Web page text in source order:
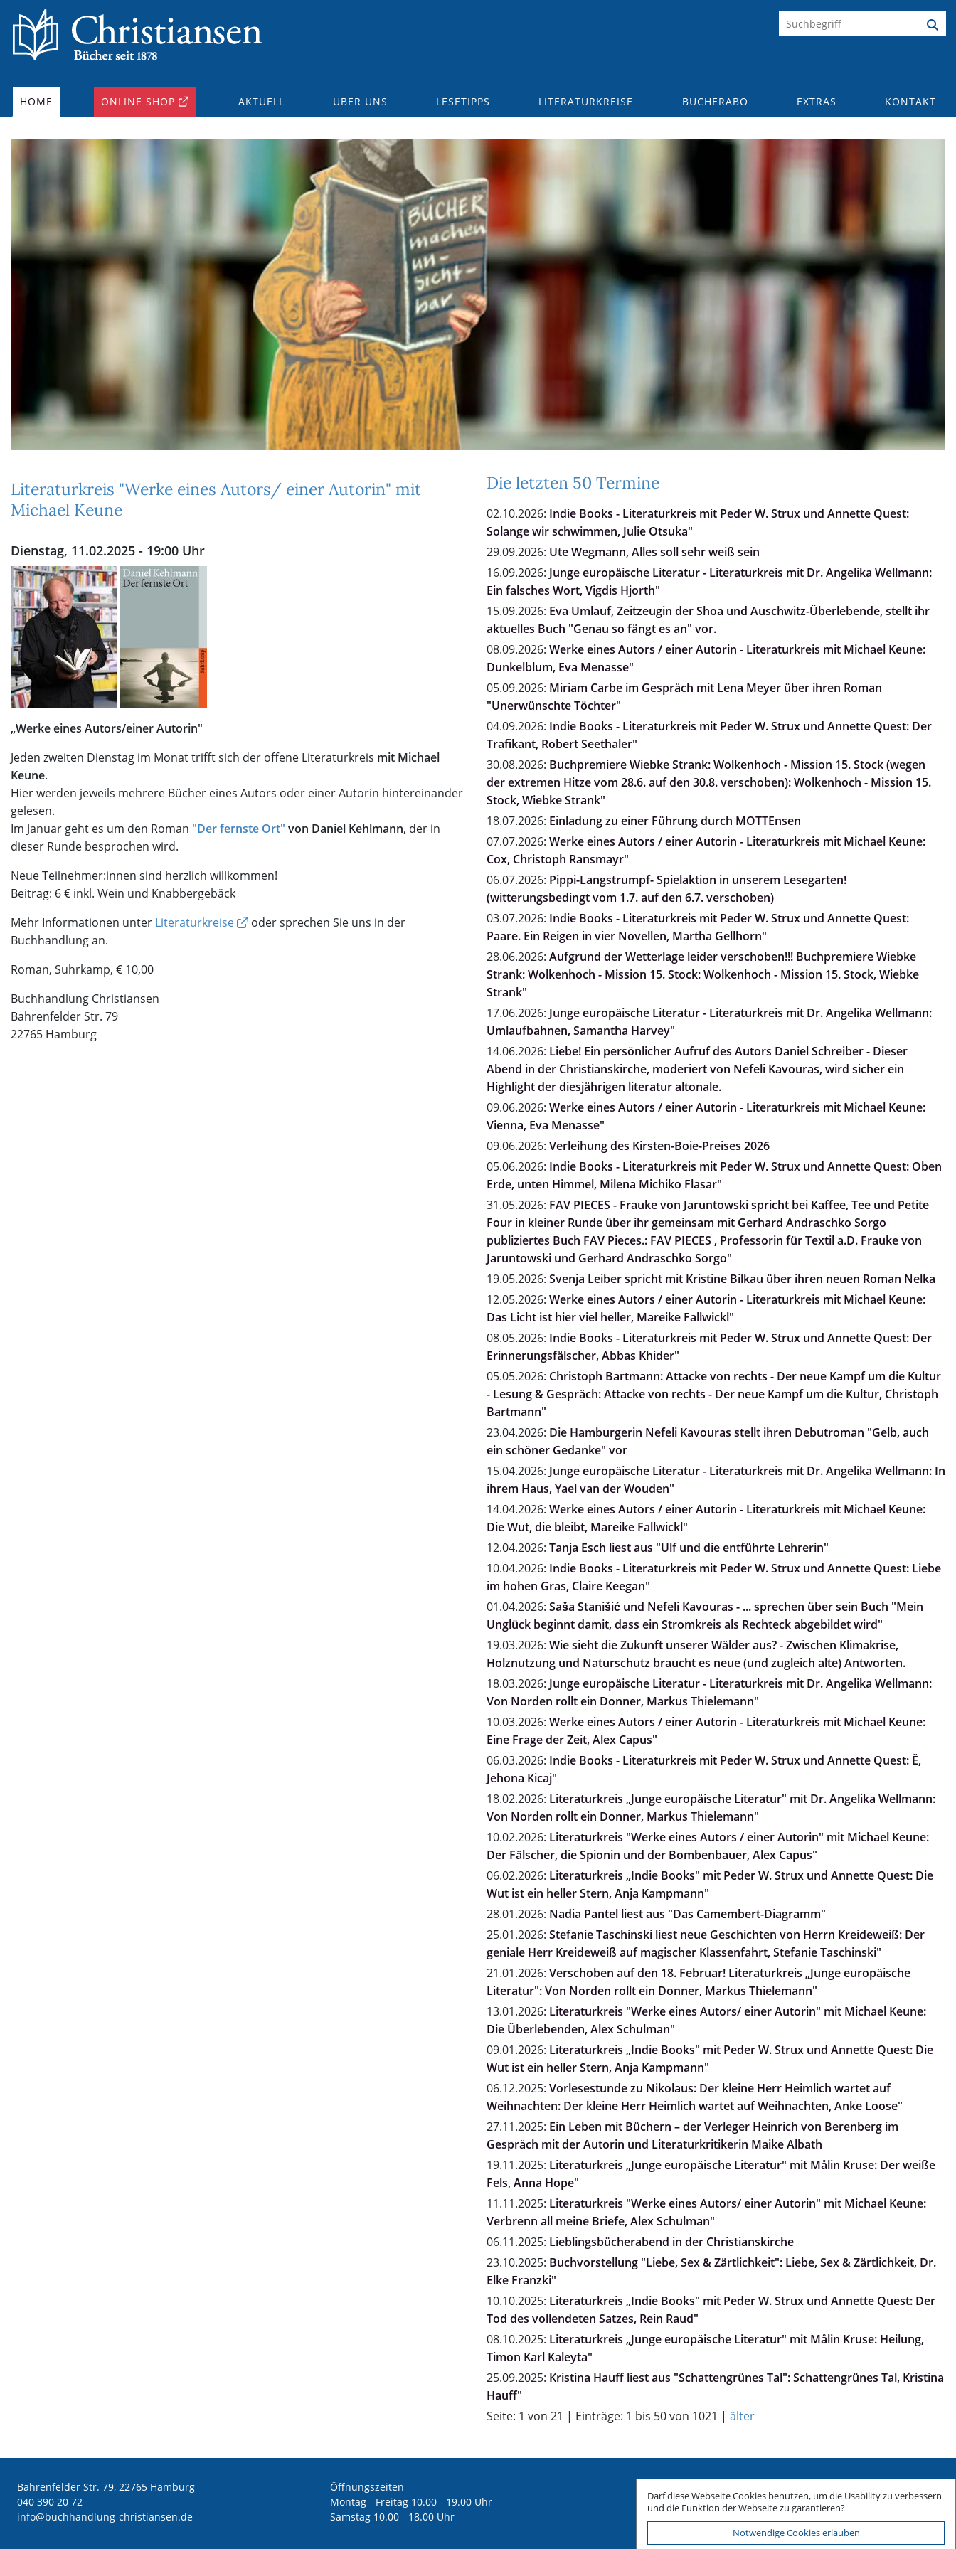
HOME ONLINE SHOP AKTUELL ÜBER UNS LESETIPPS LITERATURKREISE BÜCHERABO EXTRAS KONTAKT
Literaturkreis "Werke eines Autors/ einer Autorin" mit
Michael Keune
Dienstag, 11.02.2025 - 19:00 Uhr
„Werke eines Autors/einer Autorin"
Jeden zweiten Dienstag im Monat trifft sich der offene Literaturkreis mit Michael
Keune.
Hier werden jeweils mehrere Bücher eines Autors oder einer Autorin hintereinander
gelesen.
Im Januar geht es um den Roman "Der fernste Ort" von Daniel Kehlmann, der in
dieser Runde besprochen wird.
Neue Teilnehmer:innen sind herzlich willkommen!
Beitrag: 6 € inkl. Wein und Knabbergebäck
Mehr Informationen unter Literaturkreise
oder sprechen Sie uns in der
Buchhandlung an.
Roman, Suhrkamp, € 10,00
Buchhandlung Christiansen
Bahrenfelder Str. 79
22765 Hamburg
Die letzten 50 Termine
02.10.2026: Indie Books - Literaturkreis mit Peder W. Strux und Annette Quest:
Solange wir schwimmen, Julie Otsuka"
29.09.2026: Ute Wegmann, Alles soll sehr weiß sein
16.09.2026: Junge europäische Literatur - Literaturkreis mit Dr. Angelika Wellmann:
Ein falsches Wort, Vigdis Hjorth"
15.09.2026: Eva Umlauf, Zeitzeugin der Shoa und Auschwitz-Überlebende, stellt ihr
aktuelles Buch "Genau so fängt es an" vor.
08.09.2026: Werke eines Autors / einer Autorin - Literaturkreis mit Michael Keune:
Dunkelblum, Eva Menasse"
05.09.2026: Miriam Carbe im Gespräch mit Lena Meyer über ihren Roman
"Unerwünschte Töchter"
04.09.2026: Indie Books - Literaturkreis mit Peder W. Strux und Annette Quest: Der
Trafikant, Robert Seethaler"
30.08.2026: Buchpremiere Wiebke Strank: Wolkenhoch - Mission 15. Stock (wegen
der extremen Hitze vom 28.6. auf den 30.8. verschoben): Wolkenhoch - Mission 15.
Stock, Wiebke Strank"
18.07.2026: Einladung zu einer Führung durch MOTTEnsen
07.07.2026: Werke eines Autors / einer Autorin - Literaturkreis mit Michael Keune:
Cox, Christoph Ransmayr"
06.07.2026: Pippi-Langstrumpf- Spielaktion in unserem Lesegarten!
(witterungsbedingt vom 1.7. auf den 6.7. verschoben)
03.07.2026: Indie Books - Literaturkreis mit Peder W. Strux und Annette Quest:
Paare. Ein Reigen in vier Novellen, Martha Gellhorn"
28.06.2026: Aufgrund der Wetterlage leider verschoben!!! Buchpremiere Wiebke
Strank: Wolkenhoch - Mission 15. Stock: Wolkenhoch - Mission 15. Stock, Wiebke
Strank"
17.06.2026: Junge europäische Literatur - Literaturkreis mit Dr. Angelika Wellmann:
Umlaufbahnen, Samantha Harvey"
14.06.2026: Liebe! Ein persönlicher Aufruf des Autors Daniel Schreiber - Dieser
Abend in der Christianskirche, moderiert von Nefeli Kavouras, wird sicher ein
Highlight der diesjährigen literatur altonale.
09.06.2026: Werke eines Autors / einer Autorin - Literaturkreis mit Michael Keune:
Vienna, Eva Menasse"
09.06.2026: Verleihung des Kirsten-Boie-Preises 2026
05.06.2026: Indie Books - Literaturkreis mit Peder W. Strux und Annette Quest: Oben
Erde, unten Himmel, Milena Michiko Flasar"
31.05.2026: FAV PIECES - Frauke von Jaruntowski spricht bei Kaffee, Tee und Petite
Four in kleiner Runde über ihr gemeinsam mit Gerhard Andraschko Sorgo
publiziertes Buch FAV Pieces.: FAV PIECES , Professorin für Textil a.D. Frauke von
Jaruntowski und Gerhard Andraschko Sorgo"
19.05.2026: Svenja Leiber spricht mit Kristine Bilkau über ihren neuen Roman Nelka
12.05.2026: Werke eines Autors / einer Autorin - Literaturkreis mit Michael Keune:
Das Licht ist hier viel heller, Mareike Fallwickl"
08.05.2026: Indie Books - Literaturkreis mit Peder W. Strux und Annette Quest: Der
Erinnerungsfälscher, Abbas Khider"
05.05.2026: Christoph Bartmann: Attacke von rechts - Der neue Kampf um die Kultur
- Lesung & Gespräch: Attacke von rechts - Der neue Kampf um die Kultur, Christoph
Bartmann"
23.04.2026: Die Hamburgerin Nefeli Kavouras stellt ihren Debutroman "Gelb, auch
ein schöner Gedanke" vor
15.04.2026: Junge europäische Literatur - Literaturkreis mit Dr. Angelika Wellmann: In
ihrem Haus, Yael van der Wouden"
14.04.2026: Werke eines Autors / einer Autorin - Literaturkreis mit Michael Keune:
Die Wut, die bleibt, Mareike Fallwickl"
12.04.2026: Tanja Esch liest aus "Ulf und die entführte Lehrerin"
10.04.2026: Indie Books - Literaturkreis mit Peder W. Strux und Annette Quest: Liebe
im hohen Gras, Claire Keegan"
01.04.2026: Saša Stanišić und Nefeli Kavouras - ... sprechen über sein Buch "Mein
Unglück beginnt damit, dass ein Stromkreis als Rechteck abgebildet wird"
19.03.2026: Wie sieht die Zukunft unserer Wälder aus? - Zwischen Klimakrise,
Holznutzung und Naturschutz braucht es neue (und zugleich alte) Antworten.
18.03.2026: Junge europäische Literatur - Literaturkreis mit Dr. Angelika Wellmann:
Von Norden rollt ein Donner, Markus Thielemann"
10.03.2026: Werke eines Autors / einer Autorin - Literaturkreis mit Michael Keune:
Eine Frage der Zeit, Alex Capus"
06.03.2026: Indie Books - Literaturkreis mit Peder W. Strux und Annette Quest: Ë,
Jehona Kicaj"
18.02.2026: Literaturkreis „Junge europäische Literatur" mit Dr. Angelika Wellmann:
Von Norden rollt ein Donner, Markus Thielemann"
10.02.2026: Literaturkreis "Werke eines Autors / einer Autorin" mit Michael Keune:
Der Fälscher, die Spionin und der Bombenbauer, Alex Capus"
06.02.2026: Literaturkreis „Indie Books" mit Peder W. Strux und Annette Quest: Die
Wut ist ein heller Stern, Anja Kampmann"
28.01.2026: Nadia Pantel liest aus "Das Camembert-Diagramm"
25.01.2026: Stefanie Taschinski liest neue Geschichten von Herrn Kreideweiß: Der
geniale Herr Kreideweiß auf magischer Klassenfahrt, Stefanie Taschinski"
21.01.2026: Verschoben auf den 18. Februar! Literaturkreis „Junge europäische
Literatur": Von Norden rollt ein Donner, Markus Thielemann"
13.01.2026: Literaturkreis "Werke eines Autors/ einer Autorin" mit Michael Keune:
Die Überlebenden, Alex Schulman"
09.01.2026: Literaturkreis „Indie Books" mit Peder W. Strux und Annette Quest: Die
Wut ist ein heller Stern, Anja Kampmann"
06.12.2025: Vorlesestunde zu Nikolaus: Der kleine Herr Heimlich wartet auf
Weihnachten: Der kleine Herr Heimlich wartet auf Weihnachten, Anke Loose"
27.11.2025: Ein Leben mit Büchern – der Verleger Heinrich von Berenberg im
Gespräch mit der Autorin und Literaturkritikerin Maike Albath
19.11.2025: Literaturkreis „Junge europäische Literatur" mit Målin Kruse: Der weiße
Fels, Anna Hope"
11.11.2025: Literaturkreis "Werke eines Autors/ einer Autorin" mit Michael Keune:
Verbrenn all meine Briefe, Alex Schulman"
06.11.2025: Lieblingsbücherabend in der Christianskirche
23.10.2025: Buchvorstellung "Liebe, Sex & Zärtlichkeit": Liebe, Sex & Zärtlichkeit, Dr.
Elke Franzki"
10.10.2025: Literaturkreis „Indie Books" mit Peder W. Strux und Annette Quest: Der
Tod des vollendeten Satzes, Rein Raud"
08.10.2025: Literaturkreis „Junge europäische Literatur" mit Målin Kruse: Heilung,
Timon Karl Kaleyta"
25.09.2025: Kristina Hauff liest aus "Schattengrünes Tal": Schattengrünes Tal, Kristina
Hauff"
Seite: 1 von 21 | Einträge: 1 bis 50 von 1021 | älter
Bahrenfelder Str. 79, 22765 Hamburg
040 390 20 72
ed.nesnaitsirhc-gnuldnahhcub@ofni
Öffnungszeiten
Montag - Freitag 10.00 - 19.00 Uhr
Samstag 10.00 - 18.00 Uhr
Impressum
Darf diese Webseite Cookies benutzen, um die Usability zu verbessern
und die Funktion der Webseite zu garantieren?
Notwendige Cookies erlauben